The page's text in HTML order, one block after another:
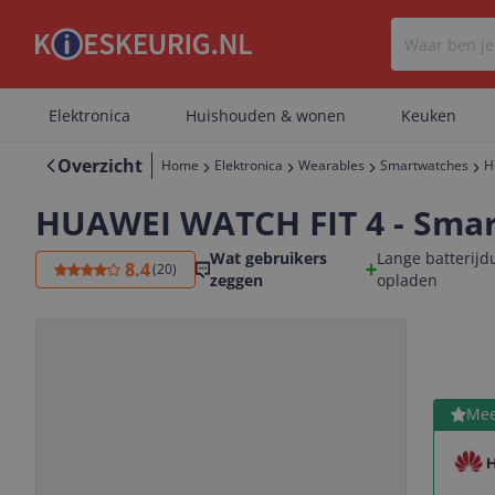
Elektronica Huishouden & wonen Keuken
Overzicht Home Elektronica Wearables Smartwatches
HUAWEI WATCH FIT 4 -
8.4(20)
Wat gebruikers
zeggen
Lange
opladen
Bekijk